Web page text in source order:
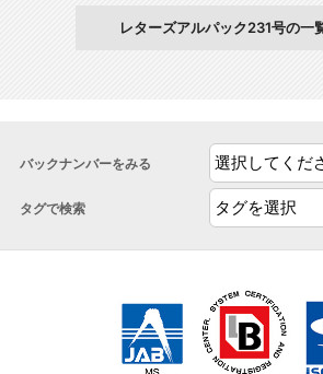
レターズアルパック231号の一
バックナンバーをみる
タグで検索